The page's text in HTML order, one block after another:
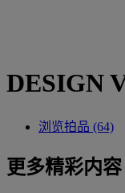
DESIGN
浏览拍品 (64)
更多精彩内容